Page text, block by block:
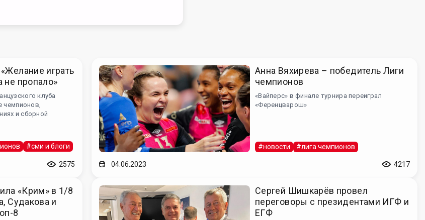
играть
не пропало»
клуба
чемпионов,
и сборной
#сми и блоги
2575
Анна Вяхирева – победитель Лиги
чемпионов
«Вайперс» в финале турнира переиграл
«Ференцварош»
#новости #лига чемпионов
04.06.2023 4217
«Крим» в 1/8
Судакова и
8
Сергей Шишкарёв провел
переговоры с президентами ИГФ и
ЕГФ